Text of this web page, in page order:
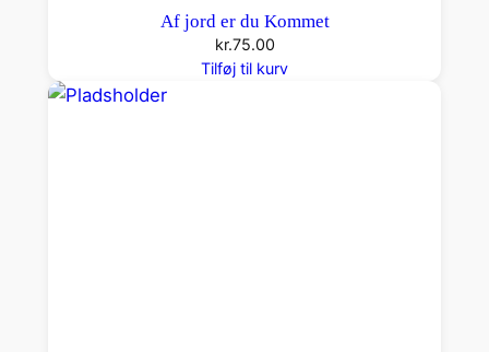
Af jord er du Kommet
kr.75.00
Tilføj til kurv